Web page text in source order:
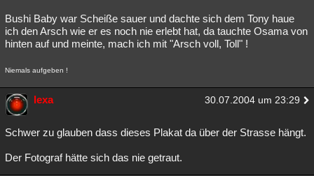
Bushi Baby war Scheiße sauer und dachte sich dem Tony haue
ich den Arsch wie er es noch nie erlebt hat, da tauchte Osama von
hinten auf und meinte, mach ich mit "Arsch voll, Toll" !
Niemals aufgeben !
lexa 30.07.2004 um 23:29
Schwer zu glauben dass dieses Plakat da über der Strasse hängt.
Der Fotograf hätte sich das nie getraut.